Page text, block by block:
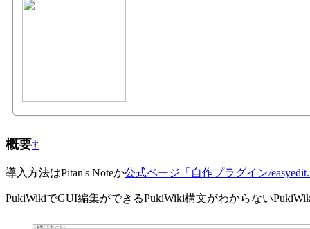
概要†
導入方法はPitan's Noteか公式ページ「自作プラグイン/
PukiWikiでGUI編集ができるPukiWiki構文がわからない